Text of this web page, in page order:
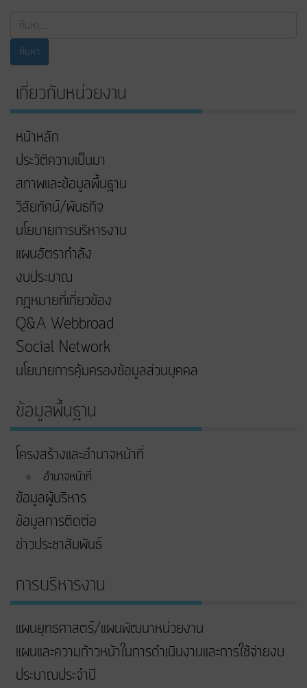
ค้นหา...
ค้นหา
เกี่ยวกับหน่วยงาน
หน้าหลัก
ประวัติความเป็นมา
สภาพและข้อมูลพื้นฐาน
วิสัยทัศน์/พันธกิจ
นโยบายการบริหารงาน
แผนอัตรากำลัง
งบประมาณ
กฎหมายที่เกี่ยวข้อง
Q&A Webbroad
Social Network
นโยบายการคุ้มครองข้อมูลส่วนบุคคล
ข้อมูลพื้นฐาน
โครงสร้างและอำนาจหน้าที่
อำนาจหน้าที่
ข้อมูลผู้บริหาร
ข้อมูลการติดต่อ
ข่าวประชาสัมพันธ์
การบริหารงาน
แผนยุทธศาสตร์/แผนพัฒนาหน่วยงาน
แผนและความก้าวหน้าในการดําเนินงานและการใช้จ่ายงบ
ประมาณประจําปี